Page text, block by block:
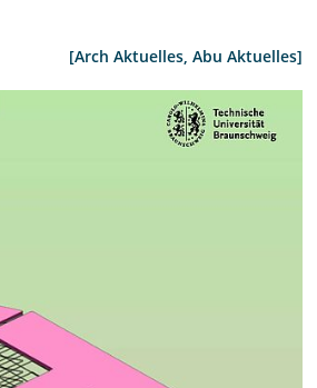
[Arch Aktuelles, Abu Aktuelles]